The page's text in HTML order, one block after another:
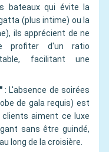
bateaux qui évite la
(plus intime) ou la
ils apprécient de ne
profiter d'un ratio
facilitant une
: L'absence de soirées
de gala requis) est
aiment ce luxe
sans être guindé,
long de la croisière.